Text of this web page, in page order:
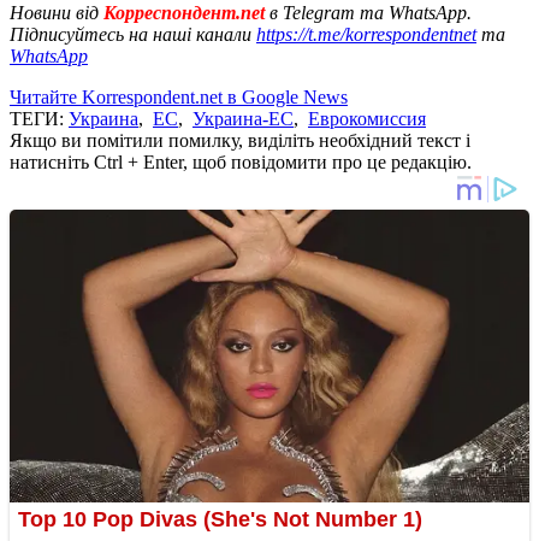
Новини від Корреспондент.netв Telegram та WhatsApp.
Підписуйтесь на наші канали https://t.me/korrespondentnetта
WhatsApp
Читайте Korrespondent.net в Google News
ТЕГИ: Украина, ЕС, Украина-ЕС, Еврокомиссия
Якщо ви помітили помилку, виділіть необхідний текст і
натисніть Ctrl + Enter, щоб повідомити про це редакцію.